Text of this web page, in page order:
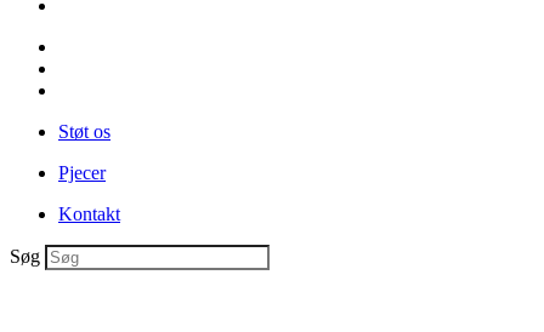
Støt os
Pjecer
Kontakt
Søg